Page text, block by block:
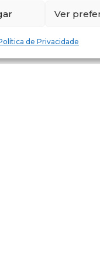
Ver
de Privacidade